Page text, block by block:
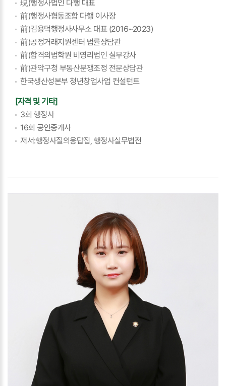
現)행정사법인 다행 대표
前)행정사협동조합 다행 이사장
前)김용덕행정사사무소 대표 (2016~2023)
前)공정거래지원센터 법률상담관
前)합격의법학원 비영리법인 실무강사
前)관악구청 부동산분쟁조정 전문상담관
한국생산성본부 청년창업사업 컨설턴트
[자격 및 기타]
3회 행정사
16회 공인중개사
저서:행정사질의응답집, 행정사실무법전